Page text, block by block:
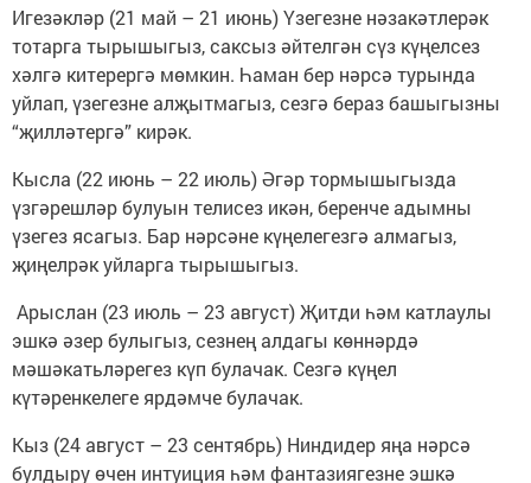
Игезәкләр (21 май – 21 июнь) Үзегезне нәзакәтлерәк
тотарга тырышыгыз, саксыз әйтелгән сүз күңелсез
хәлгә китерергә мөмкин. Һаман бер нәрсә турында
уйлап, үзегезне алҗытмагыз, сезгә бераз башыгызны
“җилләтергә” кирәк.
Кысла (22 июнь – 22 июль) Әгәр тормышыгызда
үзгәрешләр булуын телисез икән, беренче адымны
үзегез ясагыз. Бар нәрсәне күңелегезгә алмагыз,
җиңелрәк уйларга тырышыгыз.
Арыслан (23 июль – 23 август) Җитди һәм катлаулы
эшкә әзер булыгыз, сезнең алдагы көннәрдә
мәшәкатьләрегез күп булачак. Сезгә күңел
күтәренкелеге ярдәмче булачак.
Кыз (24 август – 23 сентябрь) Ниндидер яңа нәрсә
булдыру өчен интуиция һәм фантазиягезне эшкә